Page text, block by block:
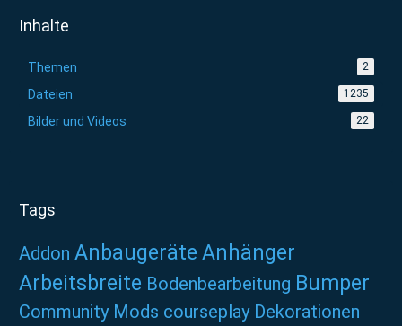
Inhalte
Themen 2
Dateien 1235
Bilder und Videos 22
Tags
Addon Anbaugeräte Anhänger
Arbeitsbreite Bodenbearbeitung Bumper
Community Mods courseplay Dekorationen